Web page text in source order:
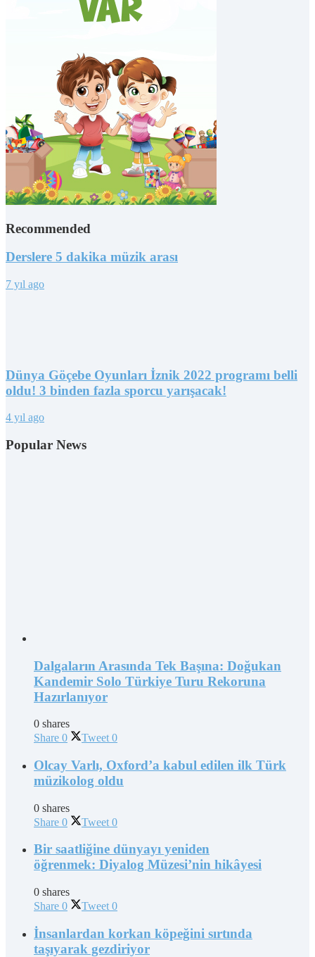
Recommended
Derslere 5 dakika müzik arası
7 yıl ago
Dünya Göçebe Oyunları İznik 2022 programı belli
oldu! 3 binden fazla sporcu yarışacak!
4 yıl ago
Popular News
Dalgaların Arasında Tek Başına: Doğukan
Kandemir Solo Türkiye Turu Rekoruna
Hazırlanıyor
0 shares
Share 0 Tweet 0
Olcay Varlı, Oxford’a kabul edilen ilk Türk
müzikolog oldu
0 shares
Share 0 Tweet 0
Bir saatliğine dünyayı yeniden
öğrenmek: Diyalog Müzesi’nin hikâyesi
0 shares
Share 0 Tweet 0
İnsanlardan korkan köpeğini sırtında
taşıyarak gezdiriyor